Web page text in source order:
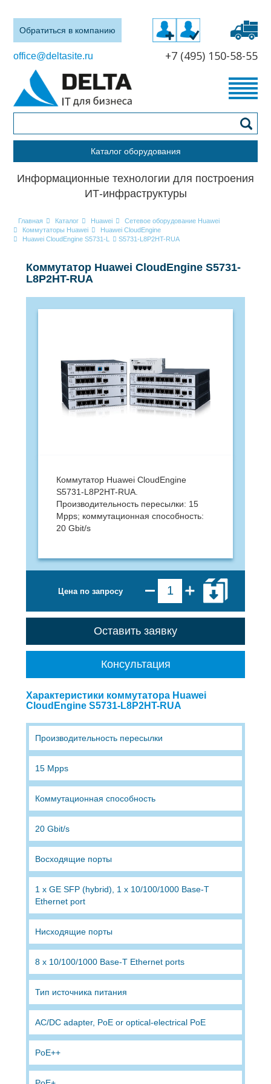
Обратиться в компанию
office@deltasite.ru +7 (495) 150-58-55
Каталог оборудования
Информационные технологии для построения
ИТ-инфраструктуры
Главная Каталог Huawei
Сетевое оборудование Huawei
Коммутаторы Huawei
Huawei CloudEngine
Huawei CloudEngine S5731-L
S5731-L8P2HT-RUA
Коммутатор Huawei CloudEngine S5731-
L8P2HT-RUA
Коммутатор Huawei CloudEngine
S5731-L8P2HT-RUA.
Производительность пересылки: 15
Mpps; коммутационная способность:
20 Gbit/s
Цена по запросу
Оставить заявку
Консультация
Характеристики коммутатора Huawei
CloudEngine S5731-L8P2HT-RUA
Производительность пересылки
15 Mpps
Коммутационная способность
20 Gbit/s
Восходящие порты
1 x GE SFP (hybrid), 1 x 10/100/1000 Base-T
Ethernet port
Нисходящие порты
8 x 10/100/1000 Base-T Ethernet ports
Тип источника питания
AC/DC adapter, PoE or optical-electrical PoE
PoE++